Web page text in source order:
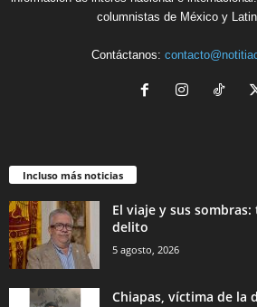
columnistas de México y
Contáctanos:
Incluso más noticias
El viaje y sus
delito
5 agosto, 2026
Chiapas, víctima de la